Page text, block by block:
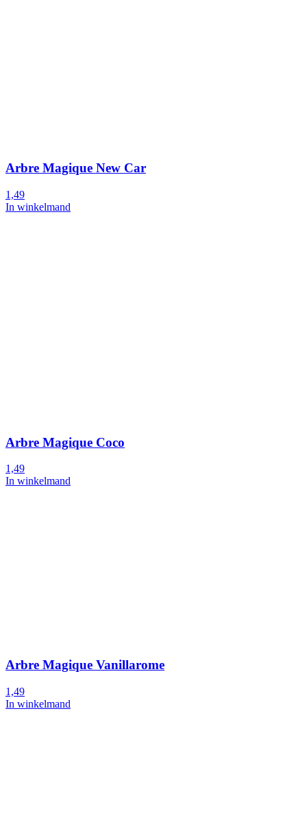
Arbre Magique New Car
1,49
In winkelmand
Arbre Magique Coco
1,49
In winkelmand
Arbre Magique Vanillarome
1,49
In winkelmand